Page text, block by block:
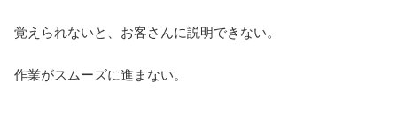
覚えられないと、お客さんに説明できない。
作業がスムーズに進まない。